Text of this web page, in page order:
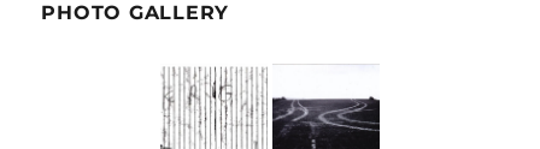
PHOTO GALLERY